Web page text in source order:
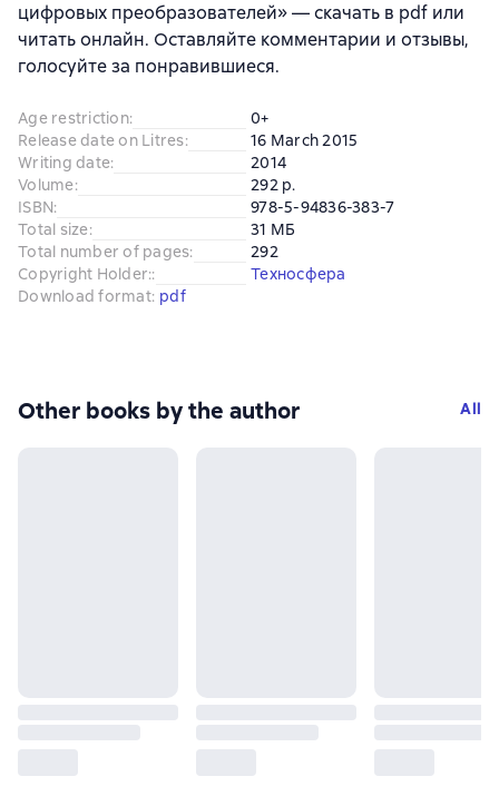
цифровых преобразователей» — скачать в pdf или
читать онлайн. Оставляйте комментарии и отзывы,
голосуйте за понравившиеся.
Age restriction:
0+
Release date on Litres:
16 March 2015
Writing date:
2014
Volume:
292 p.
ISBN:
978-5-94836-383-7
Total size:
31 МБ
Total number of pages:
292
Copyright Holder::
Техносфера
Download format: pdf
Other books by the author All